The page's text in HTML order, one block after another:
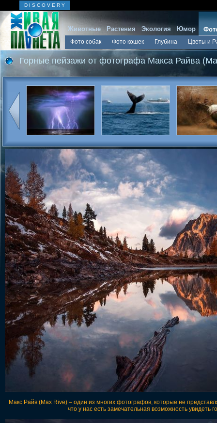
D I S C O V E R Y
Животные Растения Экология Юмор
Фото собак Фото кошек Глубина Цветы и
Горные пейзажи от фотографа Макса Райва
Макс Райв (Max Rive) – один из многих фотографов, которые не
что у нас есть замечательная возможность